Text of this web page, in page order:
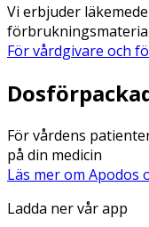
Vi erbjuder
För vårdgivare och
För vårdens
på din medicin
Läs mer om Apodos
Ladda ner vår app